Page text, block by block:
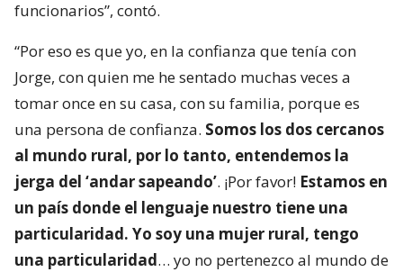
funcionarios”, contó.
“Por eso es que yo, en la confianza que tenía con
Jorge, con quien me he sentado muchas veces a
tomar once en su casa, con su familia, porque es
una persona de confianza. Somos los dos cercanos
al mundo rural, por lo tanto, entendemos la
jerga del ‘andar sapeando’. ¡Por favor! Estamos en
un país donde el lenguaje nuestro tiene una
particularidad. Yo soy una mujer rural, tengo
una particularidad… yo no pertenezco al mundo de